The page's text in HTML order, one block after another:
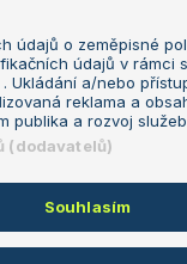
Nastavení
Reklama
Informace o
údajů
Využíváme
údajů o zeměpisné
údajů v rámci
Ukládání a/nebo
reklama a
publika a rozvoj
(dodavatelů)
Souhlasím